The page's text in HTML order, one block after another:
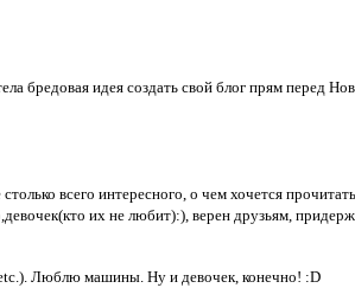
бредовая идея создать свой блог прям перед
всего интересного, о чем хочется
их не любит):), верен друзьям,
Люблю машины. Ну и девочек, конечно! :D